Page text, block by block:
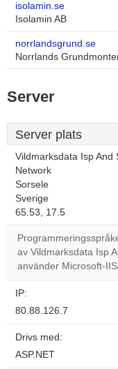
isolamin.se
Isolamin AB
norrlandsgrund.se
Norrlands
Server
Server plats
Vildmarksdata Isp And
Network
Sorsele
Sverige
65.53, 17.5
av Vildmarksdata Isp
använder Microsoft-
IP:
80.88.126.7
Drivs med:
ASP.NET